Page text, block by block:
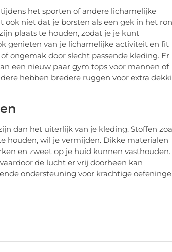
het sporten of andere lichamelijke
niet dat je borsten als een gek in het
plaats te houden, zodat je je kunt
genieten van je lichamelijke activiteit en fit
ongemak door slecht passende kleding. Er
een nieuw paar gym tops voor mannen of
hebben bredere ruggen voor extra
dan het uiterlijk van je kleding. Stoffen
houden, wil je vermijden. Dikke materialen
en zweet op je huid kunnen vasthouden.
de lucht er vrij doorheen kan
ondersteuning voor krachtige